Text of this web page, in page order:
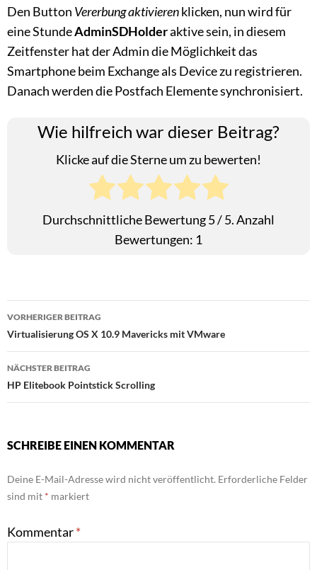
Den Button Vererbung aktivierenklicken, nun wird für
eine StundeAdminSDHolderaktive sein, in diesem
Zeitfenster hat der Admin die Möglichkeit das
Smartphone beim Exchange als Device zu registrieren.
Danach werden die Postfach Elemente synchronisiert.
Wie hilfreich war dieser Beitrag?
Klicke auf die Sterne um zu bewerten!
Durchschnittliche Bewertung5/ 5. Anzahl
Bewertungen: 1
Beitragsnavigation
VORHERIGER BEITRAG
Virtualisierung OS X 10.9 Mavericks mit VMware
NÄCHSTER BEITRAG
HP Elitebook Pointstick Scrolling
SCHREIBE EINEN KOMMENTAR
Deine E-Mail-Adresse wird nicht veröffentlicht. Erforderliche Felder
sind mit * markiert
Kommentar*